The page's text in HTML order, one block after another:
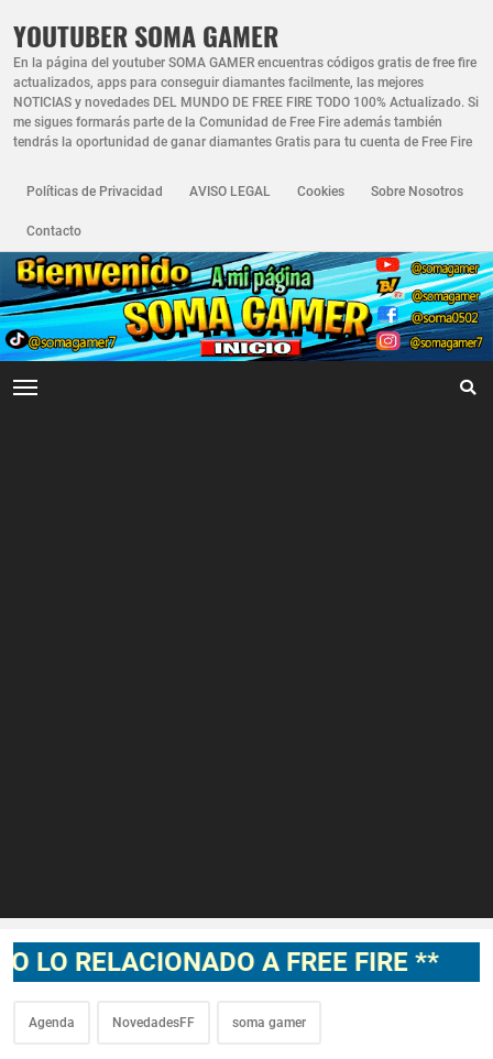
YOUTUBER SOMA GAMER
En la página del youtuber SOMA GAMER encuentras códigos gratis de free fire
actualizados, apps para conseguir diamantes facilmente, las mejores
NOTICIAS y novedades DEL MUNDO DE FREE FIRE TODO 100% Actualizado. Si
me sigues formarás parte de la Comunidad de Free Fire además también
tendrás la oportunidad de ganar diamantes Gratis para tu cuenta de Free Fire
Políticas de Privacidad AVISO LEGAL Cookies Sobre Nosotros
Contacto
A FREE FIRE **
Agenda NovedadesFF soma gamer